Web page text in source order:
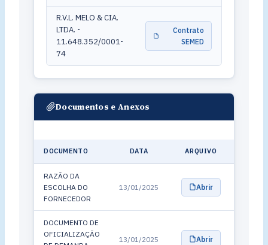
R.V.L. MELO & CIA.
LTDA. -
11.648.352/0001-
74
Contrato
SEMED
Documentos e Anexos
DOCUMENTO DATA ARQUIVO
RAZÃO DA
ESCOLHA DO
FORNECEDOR
13/01/2025 Abrir
DOCUMENTO DE
OFICIALIZAÇÃO
13/01/2025 Abrir